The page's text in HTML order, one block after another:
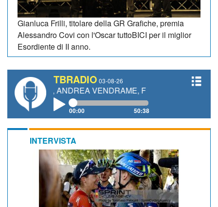
Gianluca Frilli, titolare della GR Grafiche, premia
Alessandro Covi con l'Oscar tuttoBICI per il miglior
Esordiente di II anno.
TBRADIO 03-08-26
ANDREA VENDRAME, FILIPPO FIORELLI
00:00 50:38
INTERVISTA